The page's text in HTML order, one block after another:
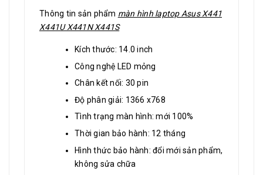
Thông tin sản phẩm màn hình laptop Asus X441
X441U X441N X441S
Kích thước: 14.0 inch
Công nghệ LED mỏng
Chân kết nối: 30 pin
Độ phân giải: 1366 x768
Tình trạng màn hình: mới 100%
Thời gian bảo hành: 12 tháng
Hình thức bảo hành: đổi mới sản phẩm,
không sửa chữa